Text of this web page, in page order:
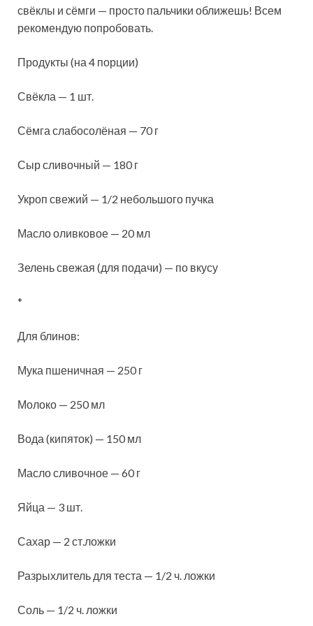
свёклы и сёмги — просто пальчики оближешь! Всем
рекомендую попробовать.
Продукты (на 4 порции)
Свёкла — 1 шт.
Сёмга слабосолёная — 70 г
Сыр сливочный — 180 г
Укроп свежий — 1/2 небольшого пучка
Масло оливковое — 20 мл
Зелень свежая (для подачи) — по вкусу
*
Для блинов:
Мука пшеничная — 250 г
Молоко — 250 мл
Вода (кипяток) — 150 мл
Масло сливочное — 60 г
Яйца — 3 шт.
Сахар — 2 ст.ложки
Разрыхлитель для теста — 1/2 ч. ложки
Соль — 1/2 ч. ложки